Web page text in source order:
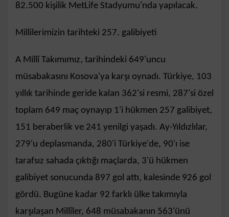
82.500 kişilik MetLife Stadyumu'nda yapılacak.
Millilerimizin tarihteki 257. galibiyeti
A Millî Takımımız, tarihindeki 649'uncu
müsabakasını Kosova'ya karşı oynadı. Türkiye, 103
yıllık tarihinde geride kalan 362'si resmi, 287'si özel
toplam 649 maç oynayıp 1'i hükmen 257 galibiyet,
151 beraberlik ve 241 yenilgi yaşadı. Ay-Yıldızlılar,
279'u deplasmanda, 280'i Türkiye'de, 90'ı ise
tarafsız sahada çıktığı maçlarda, 3'ü hükmen
galibiyet sonucunda 897 gol attı, kalesinde 926 gol
gördü. Bugüne kadar 92 farklı ülke takımıyla
karşılaşan Millîler, 648 müsabakanın 563'ünü